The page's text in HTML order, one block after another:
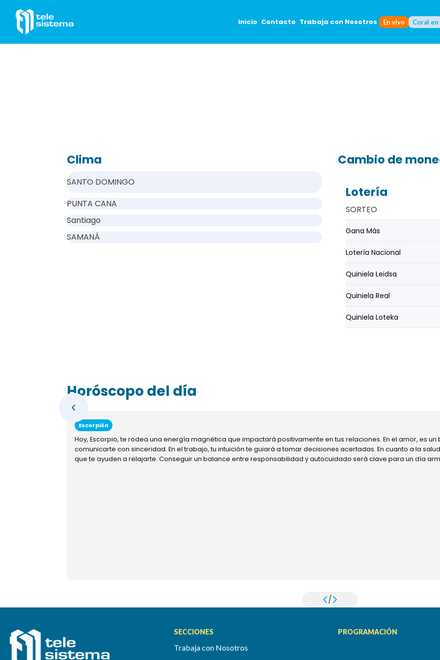
Inicio Contacto Trabaja con Nosotros En vivo Coral
Clima
SANTO DOMINGO
PUNTA CANA
Santiago
SAMANÁ
Cambio de
Lotería
SORTEO
Gana Más
Lotería Nacional
Quiniela Leidsa
Quiniela Real
Quiniela Loteka
Horóscopo del día
Escorpión
Hoy, Escorpio, te rodea una energía magnética que impactará positivamente en tus relaciones. En el amor, es
comunicarte con sinceridad. En el trabajo, tu intuición te guiará a tomar decisiones acertadas. En cuanto a la
que te ayuden a relajarte. Conseguir un balance entre responsabilidad y autocuidado será clave para un día
/
SECCIONES
Trabaja con Nosotros
PROGRAMACIÓN